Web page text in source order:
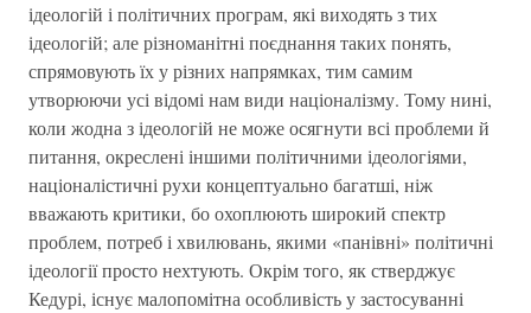
ідеологій і політичних програм, які виходять з тих
ідеологій; але різноманітні поєднання таких понять,
спрямовують їх у різних напрямках, тим самим
утворюючи усі відомі нам види націоналізму. Тому нині,
коли жодна з ідеологій не може осягнути всі проблеми й
питання, окреслені іншими політичними ідеологіями,
націоналістичні рухи концептуально багатші, ніж
вважають критики, бо охоплюють широкий спектр
проблем, потреб і хвилювань, якими «панівні» політичні
ідеології просто нехтують. Окрім того, як стверджує
Кедурі, існує малопомітна особливість у застосуванні